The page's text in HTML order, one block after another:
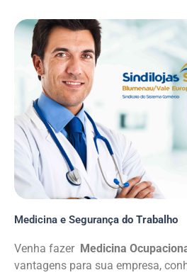
Medicina e Segurança do Trabalho
Venha fazer Medicina
vantagens para sua empresa,